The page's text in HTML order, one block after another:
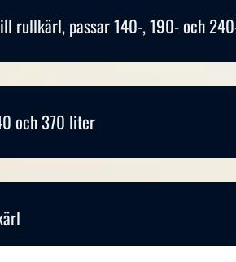
rullkärl, passar 140-, 190- och
och 370 liter